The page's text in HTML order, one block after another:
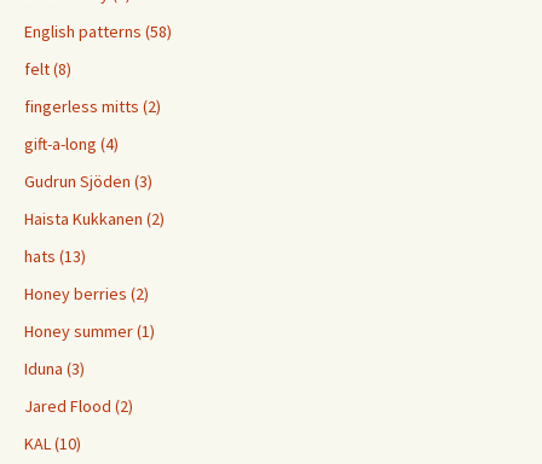
English patterns (58)
felt (8)
fingerless mitts (2)
gift-a-long (4)
Gudrun Sjöden (3)
Haista Kukkanen (2)
hats (13)
Honey berries (2)
Honey summer (1)
Iduna (3)
Jared Flood (2)
KAL (10)